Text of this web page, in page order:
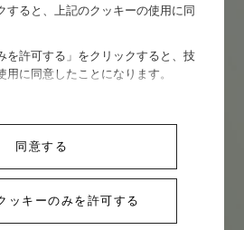
すると、上記のクッキーの使用に同
を許可する」をクリックすると、技
に同意したことになります。
同意する
ッキーのみを許可する